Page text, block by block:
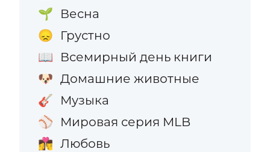
🌱 Весна
😞 Грустно
📖 Всемирный день книги
🐶 Домашние животные
🎸 Музыка
⚾ Мировая серия MLB
👩‍❤️‍💋‍👨 Любовь